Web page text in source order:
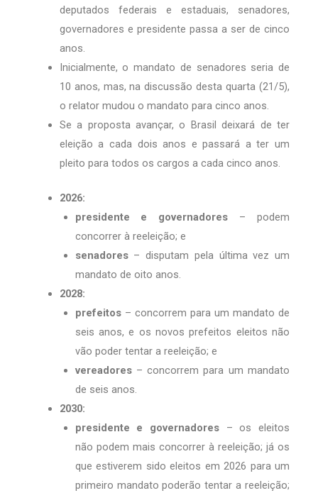
deputados federais e estaduais, senadores,
governadores e presidente passa a ser de cinco
anos.
Inicialmente, o mandato de senadores seria de
10 anos, mas, na discussão desta quarta (21/5),
o relator mudou o mandato para cinco anos.
Se a proposta avançar, o Brasil deixará de ter
eleição a cada dois anos e passará a ter um
pleito para todos os cargos a cada cinco anos.
2026:
presidente e governadores – podem
concorrer à reeleição; e
senadores– disputam pela última vez um
mandato de oito anos.
2028:
prefeitos– concorrem para um mandato de
seis anos, e os novos prefeitos eleitos não
vão poder tentar a reeleição; e
vereadores– concorrem para um mandato
de seis anos.
2030:
presidente e governadores– os eleitos
não podem mais concorrer à reeleição; já os
que estiverem sido eleitos em 2026 para um
primeiro mandato poderão tentar a reeleição;